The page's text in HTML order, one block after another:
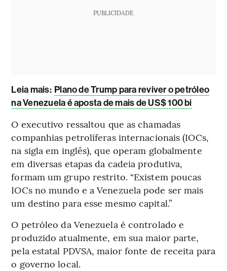
PUBLICIDADE
Leia mais: Plano de Trump para reviver o petróleo
na Venezuela é aposta de mais de US$ 100 bi
O executivo ressaltou que as chamadas
companhias petrolíferas internacionais (IOCs,
na sigla em inglês), que operam globalmente
em diversas etapas da cadeia produtiva,
formam um grupo restrito. “Existem poucas
IOCs no mundo e a Venezuela pode ser mais
um destino para esse mesmo capital.”
O petróleo da Venezuela é controlado e
produzido atualmente, em sua maior parte,
pela estatal PDVSA, maior fonte de receita para
o governo local.